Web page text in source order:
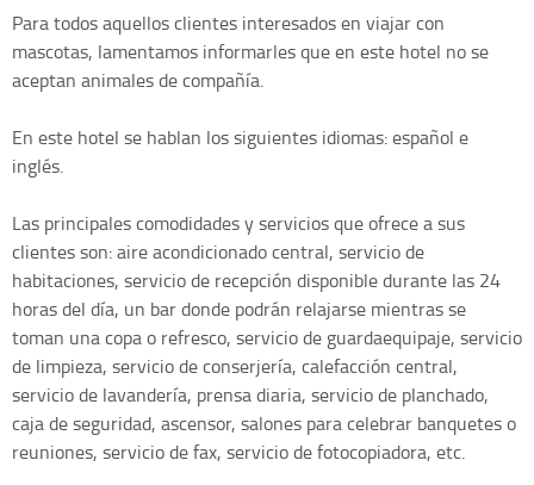
Para todos aquellos clientes interesados en viajar con
mascotas, lamentamos informarles que en este hotel no se
aceptan animales de compañía.
En este hotel se hablan los siguientes idiomas: español e
inglés.
Las principales comodidades y servicios que ofrece a sus
clientes son: aire acondicionado central, servicio de
habitaciones, servicio de recepción disponible durante las 24
horas del día, un bar donde podrán relajarse mientras se
toman una copa o refresco, servicio de guardaequipaje, servicio
de limpieza, servicio de conserjería, calefacción central,
servicio de lavandería, prensa diaria, servicio de planchado,
caja de seguridad, ascensor, salones para celebrar banquetes o
reuniones, servicio de fax, servicio de fotocopiadora, etc.